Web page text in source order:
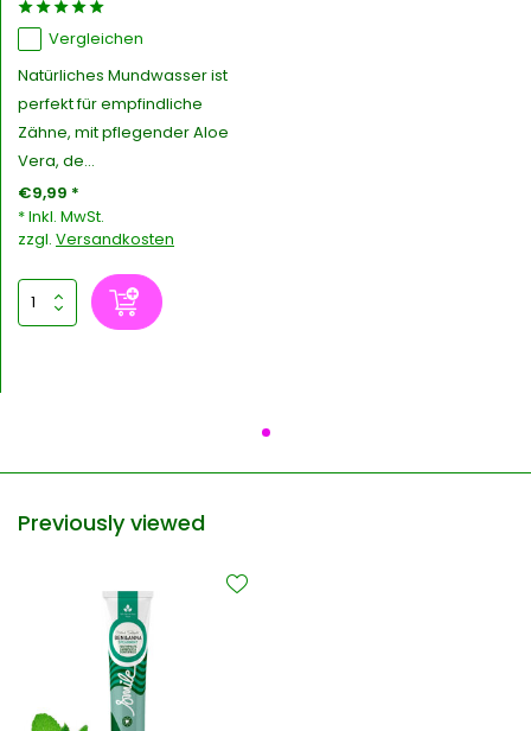
Vergleichen
Natürliches Mundwasser ist
perfekt für empfindliche
Zähne, mit pflegender Aloe
Vera, de...
€9,99 *
* Inkl. MwSt.
zzgl. Versandkosten
Previously viewed